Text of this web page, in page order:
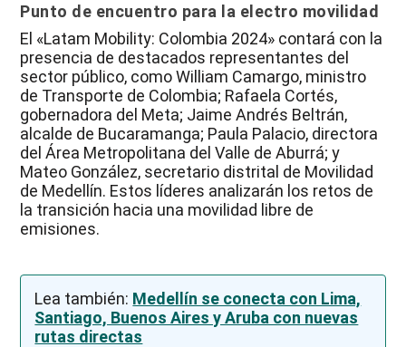
Punto de encuentro para la electro movilidad
El «Latam Mobility: Colombia 2024» contará con la
presencia de destacados representantes del
sector público, como William Camargo, ministro
de Transporte de Colombia; Rafaela Cortés,
gobernadora del Meta; Jaime Andrés Beltrán,
alcalde de Bucaramanga; Paula Palacio, directora
del Área Metropolitana del Valle de Aburrá; y
Mateo González, secretario distrital de Movilidad
de Medellín. Estos líderes analizarán los retos de
la transición hacia una movilidad libre de
emisiones.
Lea también: Medellín se conecta con Lima,
Santiago, Buenos Aires y Aruba con nuevas
rutas directas